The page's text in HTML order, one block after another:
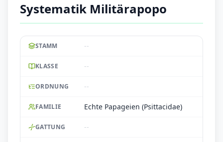
Systematik Militärapopo
STAMM --
KLASSE --
ORDNUNG --
FAMILIE Echte Papageien (Psittacidae)
GATTUNG --